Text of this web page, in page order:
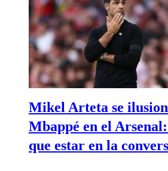
Mikel Arteta se
Mbappé en el
que estar en la